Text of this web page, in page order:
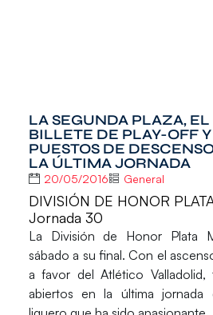
LA SEGUNDA PLAZA,
BILLETE DE PLAY-OFF
PUESTOS DE
LA ÚLTIMA JORNADA
20/05/2016 General
DIVISIÓN DE HONOR
Jornada 30
La División de Honor Plata
sábado a su final. Con el
a favor delAtlético Valladolid,
abiertos en la última jornada